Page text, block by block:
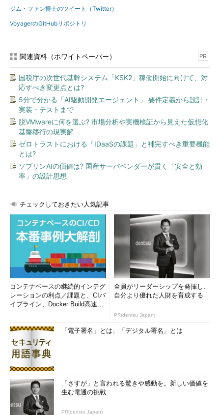
ジム・ファン博士のツイート（Twitter）
VoyagerのGitHubリポジトリ
関連資料（ホワイトペーパー） PR
国税庁の次世代基幹システム「KSK2」稼働開始に向けて、対
応すべき変更点とは?
5分で分かる「AI駆動開発エージェント」 要件定義から設計・
実装・テストまで
脱VMwareに何を選ぶ? 市場分析や実機検証から見えた仮想化
基盤移行の現実解
ゼロトラストにおける「IDaaSの課題」と補完すべき重要機能
とは?
ソブリンAIの価値は? 国産サーバベンダーが貫く「安全と効
率」の設計思想
チェックしておきたい人気記事
コンテナベースの継続的インテグ
レーションの利点／課題と、CIパ
イプライン、Docker Build高速化
全員がリーダーシップを発揮し、
自分より優れた人財を育成する
PR(dentsu Japan)
「電子署名」とは、「デジタル署名」とは
「さすが」と言われる驚きや感動を。新しい価値を
生む電通の挑戦
PR(dentsu Japan)